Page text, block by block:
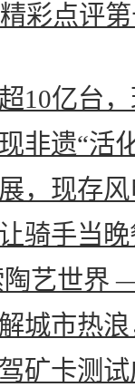
彩点评
10亿台
非遗“活
，现存
骑手当
艺世界
城市热
矿卡测